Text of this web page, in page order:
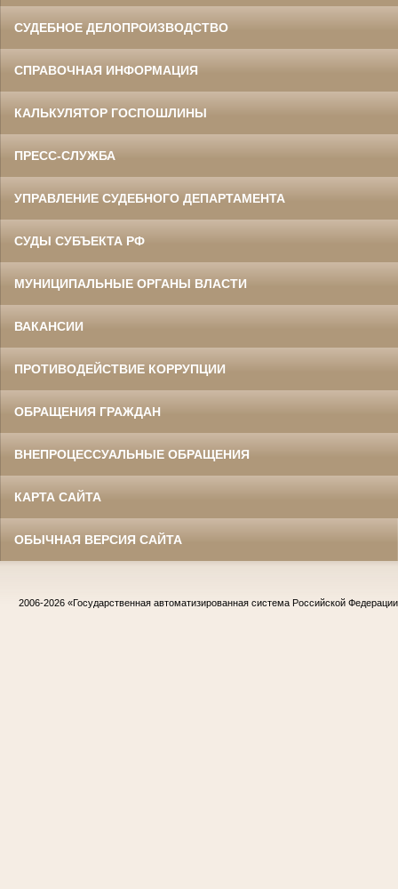
СУДЕБНОЕ ДЕЛОПРОИЗВОДСТВО
СПРАВОЧНАЯ ИНФОРМАЦИЯ
КАЛЬКУЛЯТОР ГОСПОШЛИНЫ
ПРЕСС-СЛУЖБА
УПРАВЛЕНИЕ СУДЕБНОГО ДЕПАРТАМЕНТА
СУДЫ СУБЪЕКТА РФ
МУНИЦИПАЛЬНЫЕ ОРГАНЫ ВЛАСТИ
ВАКАНСИИ
ПРОТИВОДЕЙСТВИЕ КОРРУПЦИИ
ОБРАЩЕНИЯ ГРАЖДАН
ВНЕПРОЦЕССУАЛЬНЫЕ ОБРАЩЕНИЯ
КАРТА САЙТА
ОБЫЧНАЯ ВЕРСИЯ САЙТА
2006-2026 «Государственная автоматизированная система Российской